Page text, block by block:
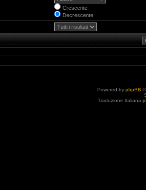
Crescente
Decrescente
Powered by phpBB
Traduzione Italiana